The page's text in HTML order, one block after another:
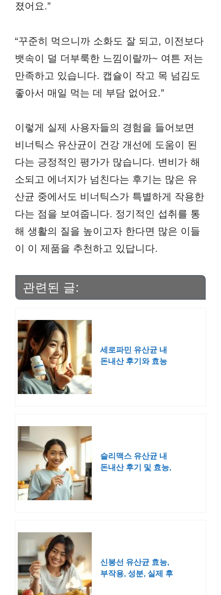
졌어요.”
“꾸준히 먹으니까 소화도 잘 되고, 이전보다
뱃속이 덜 더부룩한 느낌이랄까~ 여튼 저는
만족하고 있습니다. 캡슐이 작고 목 넘김도
좋아서 매일 먹는 데 부담 없어요.”
이렇게 실제 사용자들의 경험을 들어보면
비너틱스 유산균이 건강 개선에 도움이 된
다는 긍정적인 평가가 많습니다. 변비가 해
소되고 에너지가 넘친다는 후기는 많은 유
산균 중에서도 비너틱스가 특별하게 작용한
다는 점을 보여줍니다. 정기적인 섭취를 통
해 생활의 질을 높이고자 한다면 많은 이들
이 이 제품을 추천하고 있답니다.
관련된 글:
세로파민 유산균 내
돈내산 후기와 효능
슬리맥스 유산균 내
돈내산 후기 및 효능,
신봉선 유산균 효능,
부작용, 성분, 실제 후